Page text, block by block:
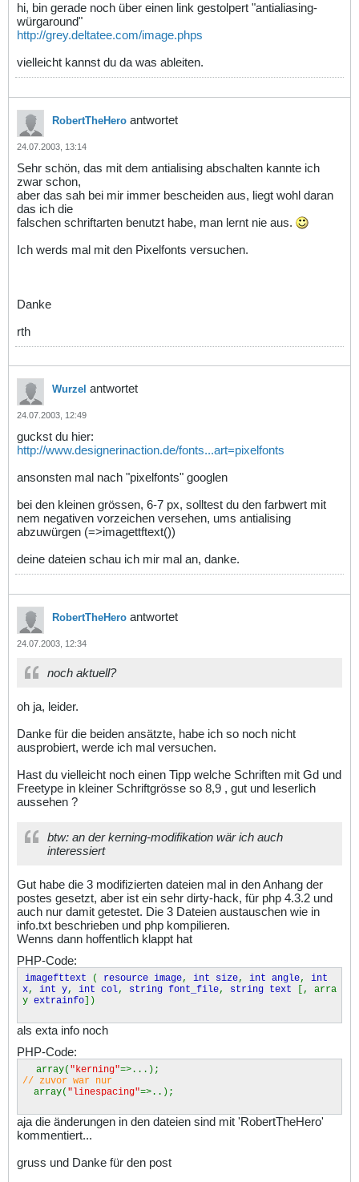
hi, bin gerade noch über einen link gestolpert "antialiasing-
würgaround"
http://grey.deltatee.com/image.phps
vielleicht kannst du da was ableiten.
RobertTheHero antwortet
24.07.2003, 13:14
Sehr schön, das mit dem antialising abschalten kannte ich
zwar schon,
aber das sah bei mir immer bescheiden aus, liegt wohl daran
das ich die
falschen schriftarten benutzt habe, man lernt nie aus.
Ich werds mal mit den Pixelfonts versuchen.
Danke
rth
Wurzel antwortet
24.07.2003, 12:49
guckst du hier:
http://www.designerinaction.de/fonts...art=pixelfonts
ansonsten mal nach "pixelfonts" googlen
bei den kleinen grössen, 6-7 px, solltest du den farbwert mit
nem negativen vorzeichen versehen, ums antialising
abzuwürgen (=>imagettftext())
deine dateien schau ich mir mal an, danke.
RobertTheHero antwortet
24.07.2003, 12:34
noch aktuell?
oh ja, leider.
Danke für die beiden ansätzte, habe ich so noch nicht
ausprobiert, werde ich mal versuchen.
Hast du vielleicht noch einen Tipp welche Schriften mit Gd und
Freetype in kleiner Schriftgrösse so 8,9 , gut und leserlich
aussehen ?
btw: an der kerning-modifikation wär ich auch
interessiert
Gut habe die 3 modifizierten dateien mal in den Anhang der
postes gesetzt, aber ist ein sehr dirty-hack, für php 4.3.2 und
auch nur damit getestet. Die 3 Dateien austauschen wie in
info.txt beschrieben und php kompilieren.
Wenns dann hoffentlich klappt hat
PHP-Code:
imagefttext ( resource image, int size, int angle, int
x, int y, int col, string font_file, string text
[, arra
y extrainfo])
als exta info noch
PHP-Code:
array( "kerning"=>...);
// zuvor war nur
array( "linespacing"=>..);
aja die änderungen in den dateien sind mit 'RobertTheHero'
kommentiert...
gruss und Danke für den post